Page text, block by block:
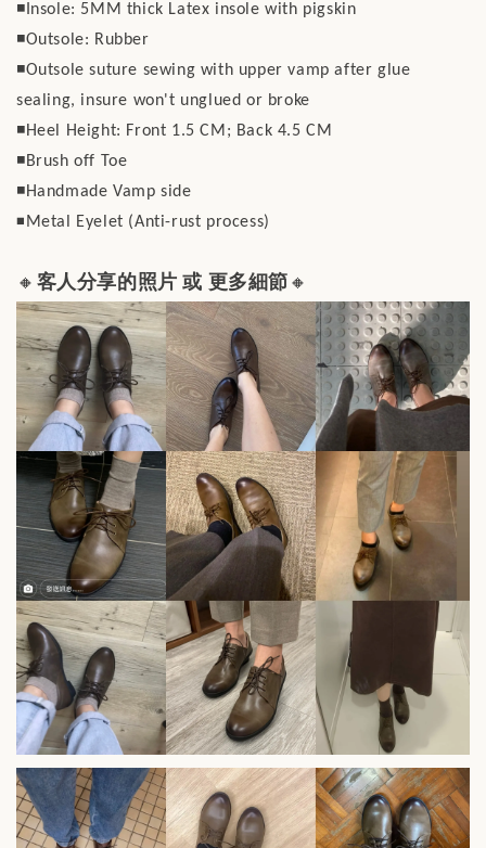
◾️Insole: 5MM thick Latex insole with pigskin
◾️Outsole: Rubber
◾️Outsole suture sewing with upper vamp after glue
sealing, insure won't unglued or broke
◾️Heel Height: Front 1.5 CM; Back 4.5 CM
◾️Brush off Toe
◾️Handmade Vamp side
◾️Metal Eyelet (Anti-rust process)
🔸 客人分享的照片 或 更多細節 🔸